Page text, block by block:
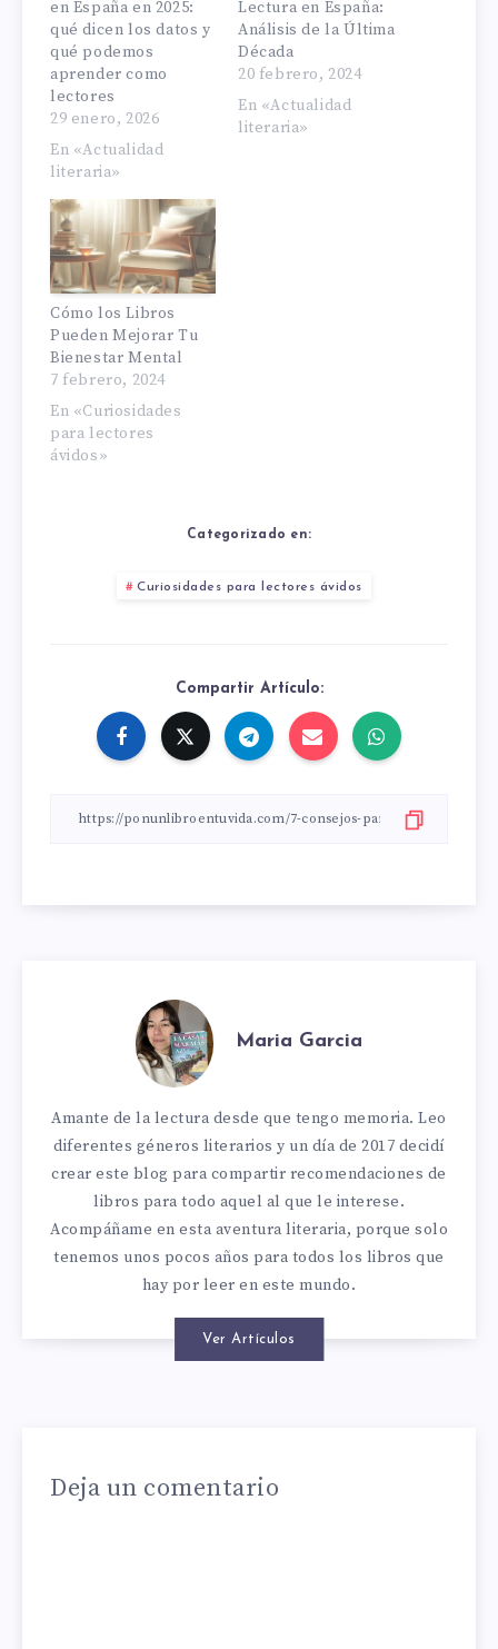
en España en 2025:
qué dicen los datos y
qué podemos
aprender como
lectores
29 enero, 2026
En «Actualidad
literaria»
Lectura en España:
Análisis de la Última
Década
20 febrero, 2024
En «Actualidad
literaria»
Cómo los Libros
Pueden Mejorar Tu
Bienestar Mental
7 febrero, 2024
En «Curiosidades
para lectores
ávidos»
Categorizado en:
Curiosidades para lectores ávidos
Compartir Artículo:
Maria Garcia
Amante de la lectura desde que tengo memoria. Leo
diferentes géneros literarios y un día de 2017 decidí
crear este blog para compartir recomendaciones de
libros para todo aquel al que le interese.
Acompáñame en esta aventura literaria, porque solo
tenemos unos pocos años para todos los libros que
hay por leer en este mundo.
Ver Artículos
Deja un comentario